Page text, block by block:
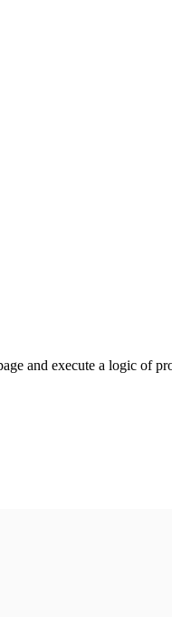
and execute a logic of